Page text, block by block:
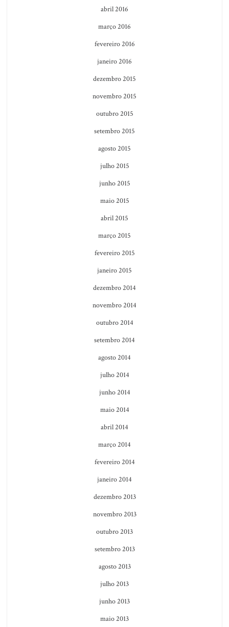
abril 2016
março 2016
fevereiro 2016
janeiro 2016
dezembro 2015
novembro 2015
outubro 2015
setembro 2015
agosto 2015
julho 2015
junho 2015
maio 2015
abril 2015
março 2015
fevereiro 2015
janeiro 2015
dezembro 2014
novembro 2014
outubro 2014
setembro 2014
agosto 2014
julho 2014
junho 2014
maio 2014
abril 2014
março 2014
fevereiro 2014
janeiro 2014
dezembro 2013
novembro 2013
outubro 2013
setembro 2013
agosto 2013
julho 2013
junho 2013
maio 2013